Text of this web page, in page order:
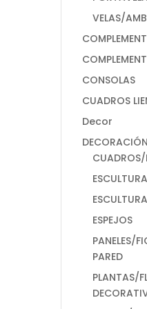
VELAS/
CONSOLAS
CUADROS
Decor
DECORACIÓN
CUADROS/
ESPEJOS
PANELES/
PARED
PLANTAS/